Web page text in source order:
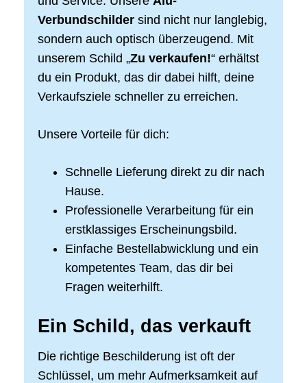
Verbundschilder sind nicht nur langlebig,
sondern auch optisch überzeugend. Mit
unserem Schild „Zu verkaufen!“ erhältst
du ein Produkt, das dir dabei hilft, deine
Verkaufsziele schneller zu erreichen.
Unsere Vorteile für dich:
Schnelle Lieferung direkt zu dir nach
Hause.
Professionelle Verarbeitung für ein
erstklassiges Erscheinungsbild.
Einfache Bestellabwicklung und ein
kompetentes Team, das dir bei
Fragen weiterhilft.
Ein Schild, das verkauft
Die richtige Beschilderung ist oft der
Schlüssel, um mehr Aufmerksamkeit auf